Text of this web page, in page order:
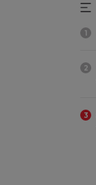
1
2
3